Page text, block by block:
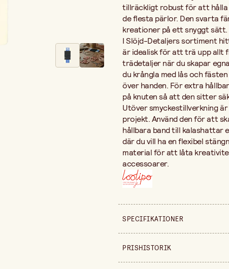
tillräckligt robust för att
de flesta pärlor. Den svarta
kreationer på ett snyggt sätt.
I Slöjd-Detaljers sortiment
är idealisk för att trä upp allt
trädetaljer när du skapar
du krångla med lås och
över handen. För extra
på knuten så att den sitter
Utöver smyckestillverkning
projekt. Använd den för att
hållbara band till kalashattar
där du vill ha en flexibel
material för att låta
accessoarer.
SPECIFIKATIONER
Säljs i
PRISHISTORIK